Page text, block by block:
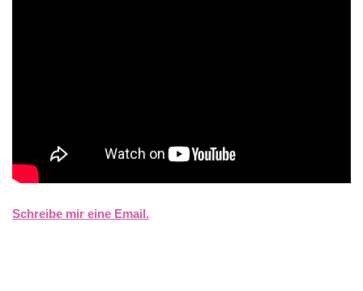
Schreibe mir eine Email.